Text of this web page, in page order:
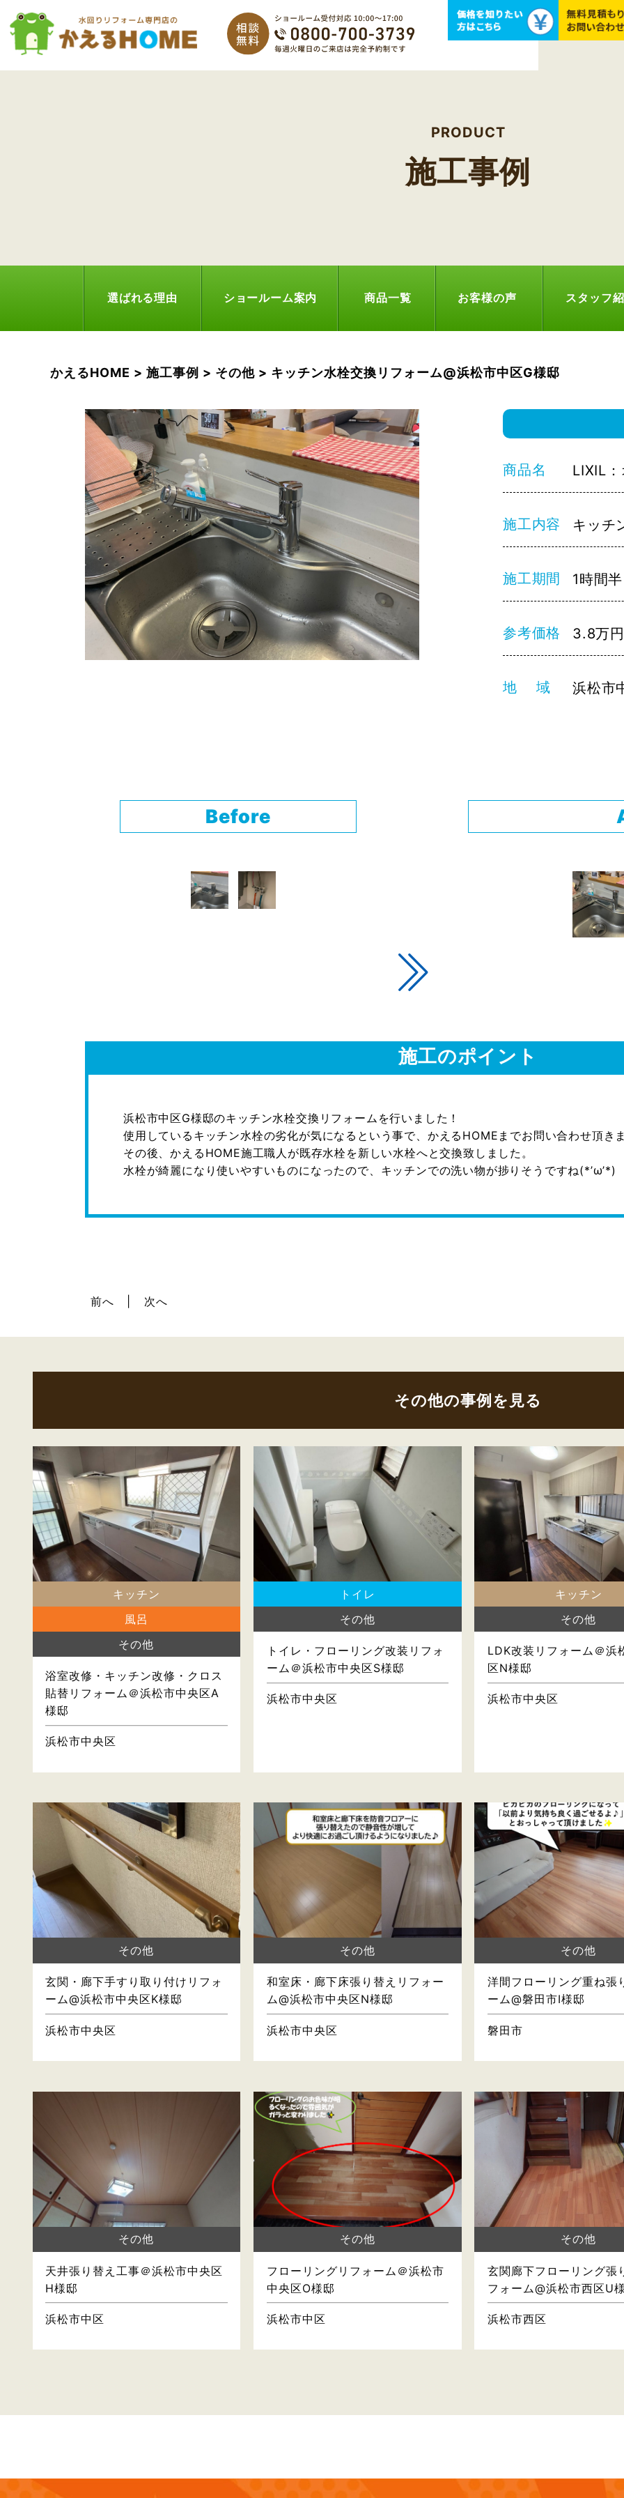
PRODUCT
施工事例
選ばれる理由 ショールーム案内 商品一覧 お客様の声 スタッフ
かえるHOME > 施工事例 > その他 > キッチン水栓交換リフォーム@浜松市中区G様邸
商品名 LIXIL
施工内容 キッチ
施工期間 1時間半
参考価格 3.8万円
地 域 浜松市
Before
施工のポイント
浜松市中区G様邸のキッチン水栓交換リフォームを行いました！
使用しているキッチン水栓の劣化が気になるという事で、かえるHOMEまでお問い合わせ頂き
その後、かえるHOME施工職人が既存水栓を新しい水栓へと交換致しました。
水栓が綺麗になり使いやすいものになったので、キッチンでの洗い物が捗りそうですね(*’ω’*)
前へ 次へ
その他の事例を見る
キッチン
風呂
その他
浴室改修・キッチン改修・クロス
貼替リフォーム＠浜松市中央区A
様邸
浜松市中央区
トイレ
その他
トイレ・フローリング改装リフォ
ーム＠浜松市中央区S様邸
浜松市中央区
キッチン
その他
LDK改装リフォーム＠浜
区N様邸
浜松市中央区
その他
玄関・廊下手すり取り付けリフォ
ーム@浜松市中央区K様邸
浜松市中央区
その他
和室床・廊下床張り替えリフォー
ム@浜松市中央区N様邸
浜松市中央区
その他
洋間フローリング重ね張
ーム@磐田市I様邸
磐田市
その他
天井張り替え工事＠浜松市中央区
H様邸
浜松市中区
その他
フローリングリフォーム＠浜松市
中央区O様邸
浜松市中区
その他
玄関廊下フローリング張
フォーム@浜松市西区U
浜松市西区